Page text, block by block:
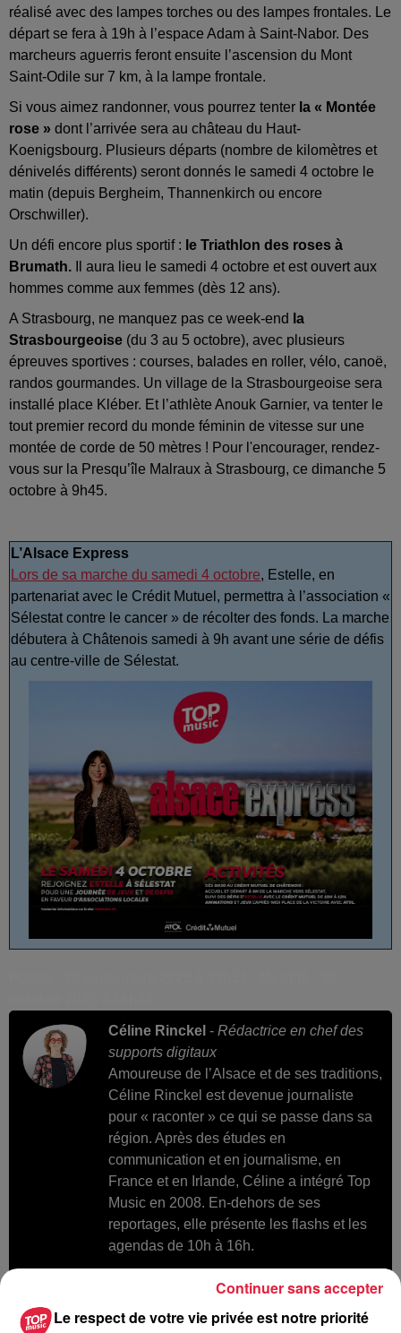
réalisé avec des lampes torches ou des lampes frontales. Le
départ se fera à 19h à l’espace Adam à Saint-Nabor. Des
marcheurs aguerris feront ensuite l’ascension du Mont
Saint-Odile sur 7 km, à la lampe frontale.
Si vous aimez randonner, vous pourrez tenter la « Montée
rose » dont l’arrivée sera au château du Haut-
Koenigsbourg. Plusieurs départs (nombre de kilomètres et
dénivelés différents) seront donnés le samedi 4 octobre le
matin (depuis Bergheim, Thannenkirch ou encore
Orschwiller).
Un défi encore plus sportif : le Triathlon des roses à
Brumath. Il aura lieu le samedi 4 octobre et est ouvert aux
hommes comme aux femmes (dès 12 ans).
A Strasbourg, ne manquez pas ce week-end la
Strasbourgeoise (du 3 au 5 octobre), avec plusieurs
épreuves sportives : courses, balades en roller, vélo, canoë,
randos gourmandes. Un village de la Strasbourgeoise sera
installé place Kléber. Et l’athlète Anouk Garnier, va tenter le
tout premier record du monde féminin de vitesse sur une
montée de corde de 50 mètres ! Pour l'encourager, rendez-
vous sur la Presqu’île Malraux à Strasbourg, ce dimanche 5
octobre à 9h45.
L’Alsace Express
Lors de sa marche du samedi 4 octobre, Estelle, en
partenariat avec le Crédit Mutuel, permettra à l’association «
Sélestat contre le cancer » de récolter des fonds. La marche
débutera à Châtenois samedi à 9h avant une série de défis
au centre-ville de Sélestat.
Céline Rinckel - Rédactrice en chef des
supports digitaux
Amoureuse de l’Alsace et de ses traditions,
Céline Rinckel est devenue journaliste
pour « raconter » ce qui se passe dans sa
région. Après des études en
communication et en journalisme, en
France et en Irlande, Céline a intégré Top
Music en 2008. En-dehors de ses
reportages, elle présente les flashs et les
agendas de 10h à 16h.
Le respect de votre vie privée est notre priorité
Continuer sans accepter